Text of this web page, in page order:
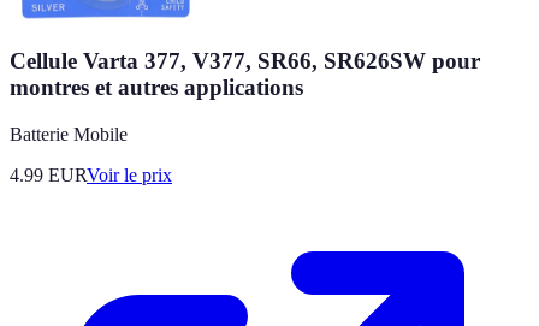
Cellule Varta 377, V377, SR66, SR626SW pour
montres et autres applications
Batterie Mobile
4.99 EURVoir le prix